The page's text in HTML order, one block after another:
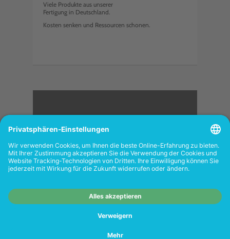
Viele Produkte aus unserer
Fertigung in Deutschland.
Kosten senken und Ressourcen schonen.
<
FOLGEN SIE UNS
Shops richtet sich nicht an Wiederverkäufer.